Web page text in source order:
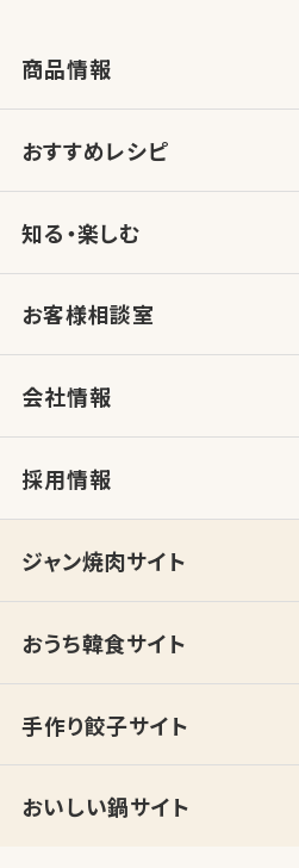
商品情報
おすすめレシピ
知る・楽しむ
お客様相談室
会社情報
採用情報
ジャン焼肉サイト
おうち韓食サイト
手作り餃子サイト
おいしい鍋サイト